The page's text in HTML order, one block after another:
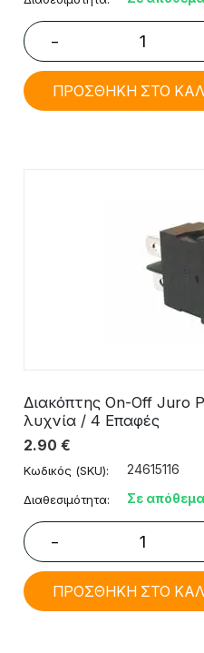
−
ΠΡΟΣΘΗΚΗ ΣΤΟ
Διακόπτης On-Off Juro
λυχνία / 4 Επαφές
2.90 €
Κωδικός (SKU): 24615116
Διαθεσιμότητα: Σε απόθεμα
−
ΠΡΟΣΘΗΚΗ ΣΤΟ